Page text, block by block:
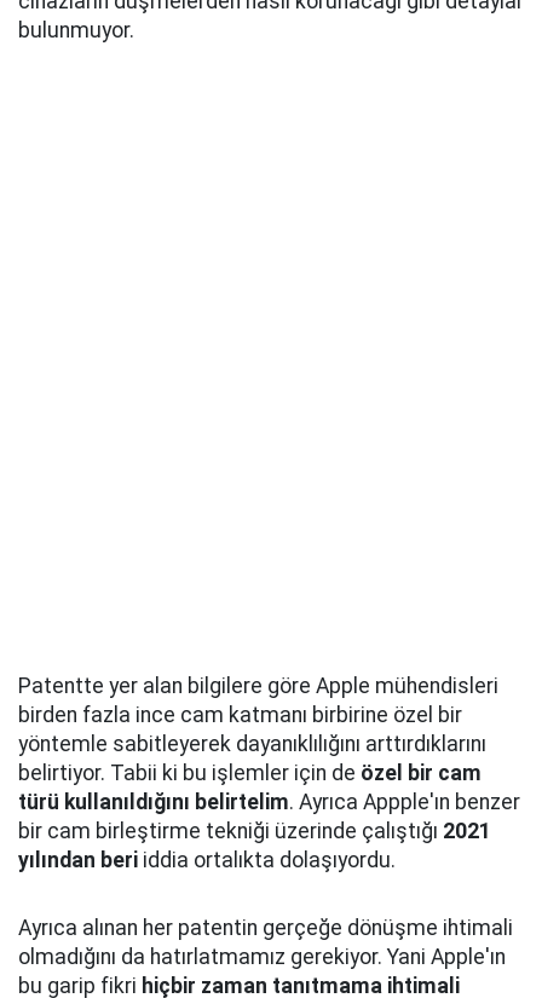
bulunmuyor.
Patentte yer alan bilgilere göre Apple mühendisleri
birden fazla ince cam katmanı birbirine özel bir
yöntemle sabitleyerek dayanıklılığını arttırdıklarını
belirtiyor. Tabii ki bu işlemler için de özel bir cam
türü kullanıldığını belirtelim. Ayrıca Appple'ın benzer
bir cam birleştirme tekniği üzerinde çalıştığı 2021
yılından beri iddia ortalıkta dolaşıyordu.
Ayrıca alınan her patentin gerçeğe dönüşme ihtimali
olmadığını da hatırlatmamız gerekiyor. Yani Apple'ın
bu garip fikri hiçbir zaman tanıtmama ihtimali